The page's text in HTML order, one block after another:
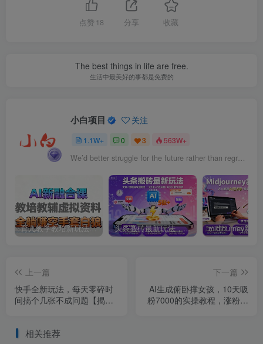
点赞 18 分享 收藏
The best things in life are free.
生活中最美好的事都是免费的
小白项目 关注
1.1W+ 0 3 563W+
We’d better struggle for the future rather than regret for the past.
育儿教学教培新玩法，AI生成教学视频，市场大，操作简单，变现天花板非常高 头条搬砖最新玩法，文章+视频用AI全搞定，一天5张+不是问题，每天只需10分钟
上一篇
快手全新玩法，每天零碎时
间搞个几张不成问题【揭
下一篇
AI生成俯卧撑女孩，10天吸
粉7000的实操教程，涨粉轻
相关推荐